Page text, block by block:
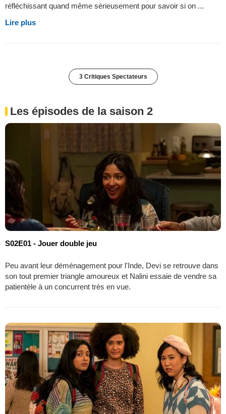
réfléchissant quand même sérieusement pour savoir si on ...
Lire plus
3 Critiques Spectateurs
Les épisodes de la saison 2
S02E01 - Jouer double jeu
Peu avant leur déménagement pour l'Inde, Devi se retrouve dans
son tout premier triangle amoureux et Nalini essaie de vendre sa
patientèle à un concurrent très en vue.